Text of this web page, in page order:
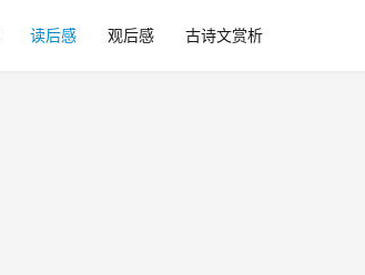
读后感 观后感 古诗文赏析